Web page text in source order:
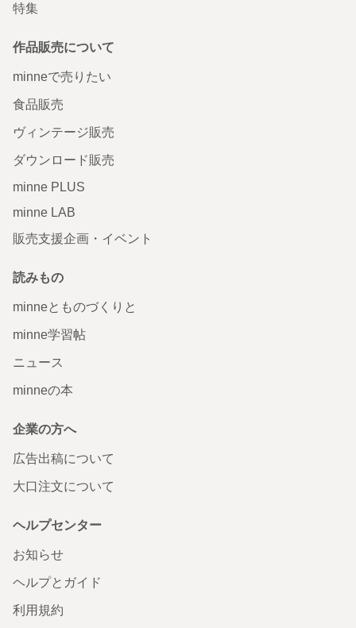
特集
作品販売について
minneで売りたい
食品販売
ヴィンテージ販売
ダウンロード販売
minne PLUS
minne LAB
販売支援企画・イベント
読みもの
minneとものづくりと
minne学習帖
ニュース
minneの本
企業の方へ
広告出稿について
大口注文について
ヘルプセンター
お知らせ
ヘルプとガイド
利用規約